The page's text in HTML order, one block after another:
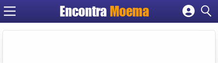
Encontra Moema